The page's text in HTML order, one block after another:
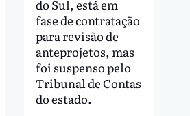
do Sul, está em
fase de contratação
para revisão de
anteprojetos, mas
foi suspenso pelo
Tribunal de Contas
do estado.